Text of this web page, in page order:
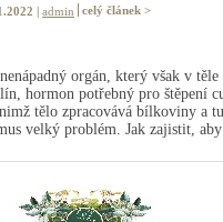
| admin celý článek >
orgán, který však v
hormon potřebný pro štěpení
tělo zpracovává bílkoviny a
velký problém. Jak zajistit,